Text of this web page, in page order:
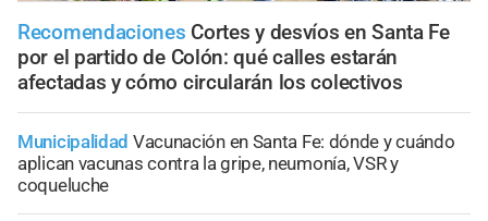
Recomendaciones Cortes y desvíos en Santa Fe
por el partido de Colón: qué calles estarán
afectadas y cómo circularán los colectivos
Municipalidad Vacunación en Santa Fe: dónde y cuándo
aplican vacunas contra la gripe, neumonía, VSR y
coqueluche